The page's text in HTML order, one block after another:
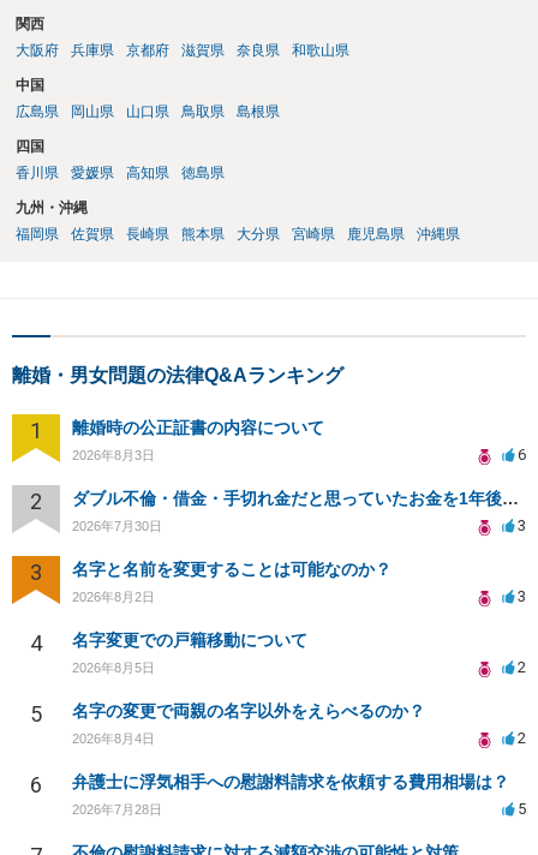
関西
大阪府
兵庫県 京都府 滋賀県 奈良県 和歌山県
中国
広島県
岡山県 山口県 鳥取県 島根県
四国
香川県
愛媛県 高知県 徳島県
九州・沖縄
福岡県
佐賀県 長崎県 熊本県 大分県 宮崎県 鹿児島県 沖縄県
離婚・男女問題の法律Q&Aランキング
1 離婚時の公正証書の内容について
2026年8月3日 6
2 ダブル不倫・借金・手切れ金だと思っていたお金を1年後いまさら脅迫罪として通知書が来てまとめて請求
2026年7月30日 3
3 名字と名前を変更することは可能なのか？
2026年8月2日 3
4 名字変更での戸籍移動について
2026年8月5日 2
5 名字の変更で両親の名字以外をえらべるのか？
2026年8月4日 2
6 弁護士に浮気相手への慰謝料請求を依頼する費用相場は？
2026年7月28日 5